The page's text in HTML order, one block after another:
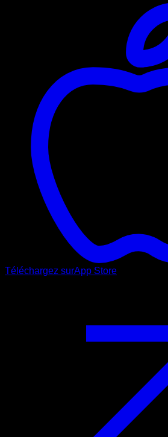
Téléchargez surApp Store